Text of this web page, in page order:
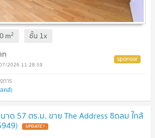
m2 ชั้น 1x
ท
2026 11:28:59
คส์)
าด 57 ตร.ม. ขาย The Address ชิดลม ใกล้